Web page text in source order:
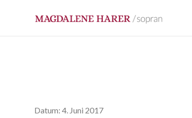
Datum: 4. Juni 2017